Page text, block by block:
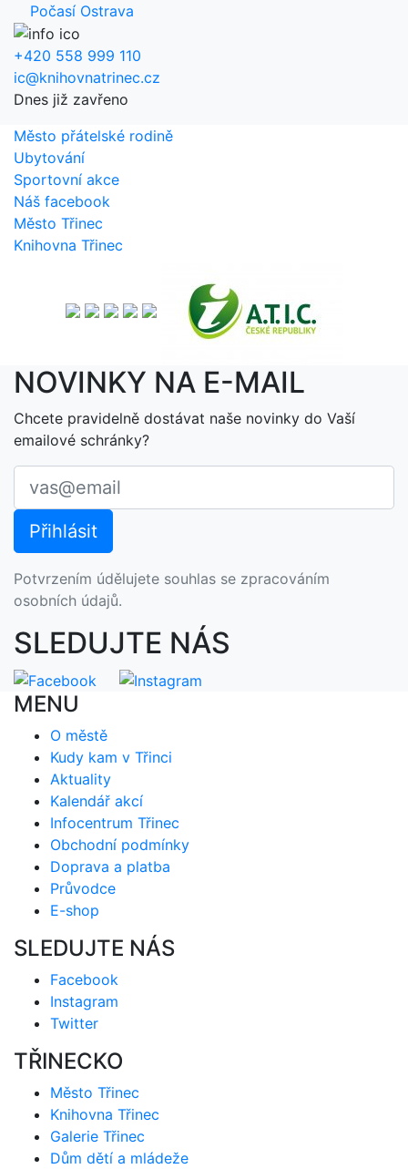
Počasí Ostrava
+420 558 999 110
ic@knihovnatrinec.cz
Dnes již zavřeno
Město přátelské rodině
Ubytování
Sportovní akce
Náš facebook
Město Třinec
Knihovna Třinec
NOVINKY NA E-MAIL
Chcete pravidelně dostávat naše novinky do Vaší
emailové schránky?
Potvrzením údělujete souhlas se zpracováním
osobních údajů.
SLEDUJTE NÁS
MENU
O městě
Kudy kam v Třinci
Aktuality
Kalendář akcí
Infocentrum Třinec
Obchodní podmínky
Doprava a platba
Průvodce
E-shop
SLEDUJTE NÁS
Facebook
Instagram
Twitter
TŘINECKO
Město Třinec
Knihovna Třinec
Galerie Třinec
Dům dětí a mládeže